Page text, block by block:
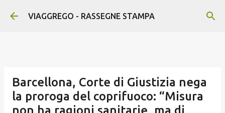
Passa ai contenuti principali
VIAGGREGO - RASSEGNE STAMPA
Barcellona, Corte di Giustizia nega
la proroga del coprifuoco: “Misura
non ha ragioni sanitarie, ma di